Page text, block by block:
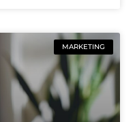
MARKETING